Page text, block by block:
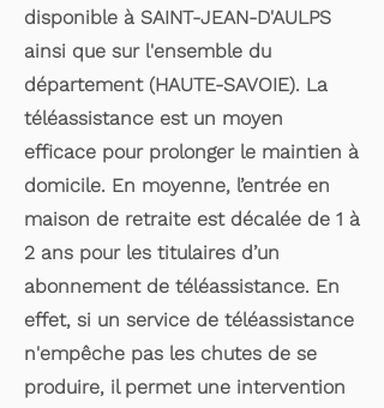
disponible à SAINT-JEAN-D'AULPS
ainsi que sur l'ensemble du
département (HAUTE-SAVOIE). La
téléassistance est un moyen
efficace pour prolonger le maintien à
domicile. En moyenne, l’entrée en
maison de retraite est décalée de 1 à
2 ans pour les titulaires d’un
abonnement de téléassistance. En
effet, si un service de téléassistance
n'empêche pas les chutes de se
produire, il permet une intervention